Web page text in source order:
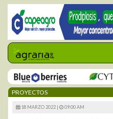
PROYECTOS
18 MARZO 2022 | 09:00 AM